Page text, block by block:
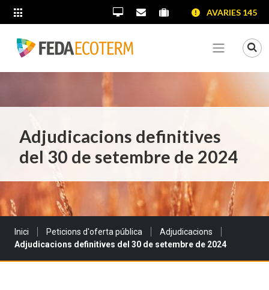
SALTAR A LA INFORMACIÓ DE CONTACTE
ALTRES LLOCS WEB
Oficina Virtual
Contacta'nsPortal proveïdors
Portal de
AVARIES 145
Veure
Adjudicacions definitives
del 30 de setembre de 2024
Sou a:
Inici Peticions d'oferta pública
Adjudicacions
Adjudicacions definitives del 30 de setembre de 2024